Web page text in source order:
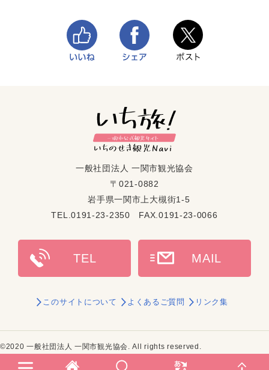
一般社団法人 一関市観光協会
〒021-0882
岩手県一関市上大槻街1-5
TEL.0191-23-2350 FAX.0191-23-0066
このサイトについて よくあるご質問 リンク集
©2020 一般社団法人 一関市観光協会. All rights reserved.